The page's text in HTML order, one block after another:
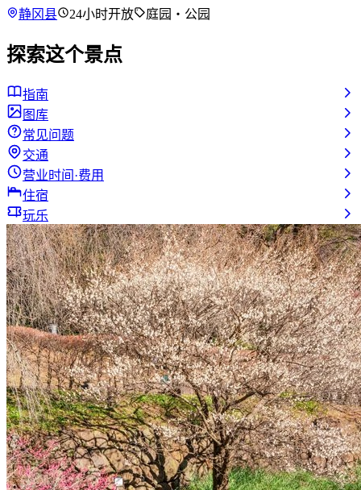
静冈县 24小时开放 庭园・公园
探索这个景点
指南
图库
常见问题
交通
营业时间·费用
住宿
玩乐